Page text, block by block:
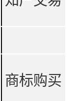
商标购买